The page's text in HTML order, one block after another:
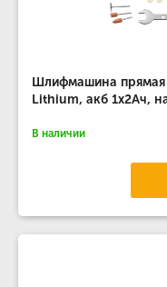
Шлифмашина прямая
Lithium, акб 1х2Ач,
В наличии